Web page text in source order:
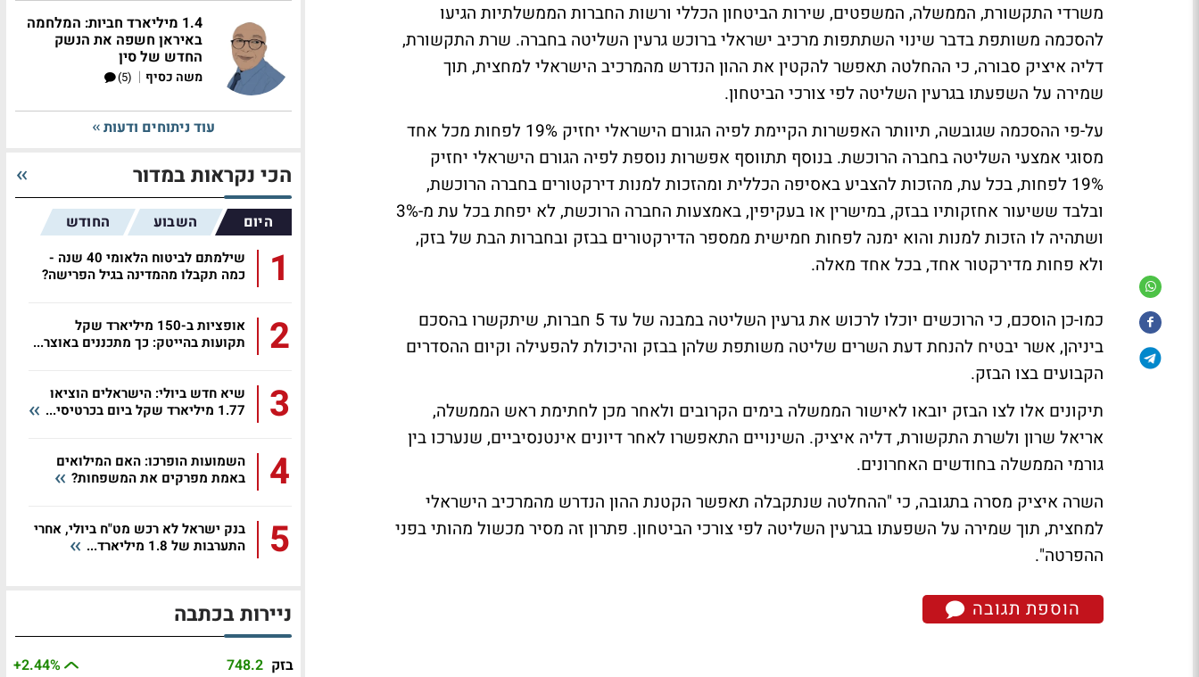
משרדי התקשורת, הממשלה, המשפטים, שירות הביטחון הכללי ורשות החברות הממשלתיות הגיעו
להסכמה משותפת בדבר שינוי השתתפות מרכיב ישראלי ברוכש גרעין השליטה בחברה. שרת התקשורת,
דליה איציק סבורה, כי ההחלטה תאפשר להקטין את ההון הנדרש מהמרכיב הישראלי למחצית, תוך
שמירה על השפעתו בגרעין השליטה לפי צורכי הביטחון.
על-פי ההסכמה שגובשה, תיוותר האפשרות הקיימת לפיה הגורם הישראלי יחזיק 19% לפחות מכל אחד
מסוגי אמצעי השליטה בחברה הרוכשת. בנוסף תתווסף אפשרות נוספת לפיה הגורם הישראלי יחזיק
19% לפחות, בכל עת, מהזכות להצביע באסיפה הכללית ומהזכות למנות דירקטורים בחברה הרוכשת,
ובלבד ששיעור אחזקותיו בבזק, במישרין או בעקיפין, באמצעות החברה הרוכשת, לא יפחת בכל עת מ-3%
ושתהיה לו הזכות למנות והוא ימנה לפחות חמישית ממספר הדירקטורים בבזק ובחברות הבת של בזק,
ולא פחות מדירקטור אחד, בכל אחד מאלה.
כמו-כן הוסכם, כי הרוכשים יוכלו לרכוש את גרעין השליטה במבנה של עד 5 חברות, שיתקשרו בהסכם
ביניהן, אשר יבטיח להנחת דעת השרים שליטה משותפת שלהן בבזק והיכולת להפעילה וקיום ההסדרים
הקבועים בצו הבזק.
תיקונים אלו לצו הבזק יובאו לאישור הממשלה בימים הקרובים ולאחר מכן לחתימת ראש הממשלה,
אריאל שרון ולשרת התקשורת, דליה איציק. השינויים התאפשרו לאחר דיונים אינטנסיביים, שנערכו בין
גורמי הממשלה בחודשים האחרונים.
השרה איציק מסרה בתגובה, כי "ההחלטה שנתקבלה תאפשר הקטנת ההון הנדרש מהמרכיב הישראלי
למחצית, תוך שמירה על השפעתו בגרעין השליטה לפי צורכי הביטחון. פתרון זה מסיר מכשול מהותי בפני
ההפרטה".
הוספת תגובה
1.4 מיליארד חביות: המלחמה
באיראן חשפה את הנשק
החדש של סין
משה כסיף |
(5)
עוד ניתוחים ודעות
הכי נקראות במדור
היום השבוע החודש
1
שילמתם לביטוח הלאומי 40 שנה -
כמה תקבלו מהמדינה בגיל הפרישה?
2
אופציות ב-150 מיליארד שקל
תקועות בהייטק: כך מתכננים באוצר...
3
שיא חדש ביולי: הישראלים הוציאו
1.77 מיליארד שקל ביום בכרטיסי...
4
השמועות הופרכו: האם המילואים
באמת מפרקים את המשפחות?
5
בנק ישראל לא רכש מט"ח ביולי, אחרי
התערבות של 1.8 מיליארד...
ניירות בכתבה
בזק 748.2
+2.44%